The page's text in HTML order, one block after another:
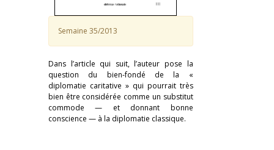
Semaine 35/2013
Dans l’article qui suit, l’auteur pose la
question du bien-fondé de la «
diplomatie caritative » qui pourrait très
bien être considérée comme un substitut
commode — et donnant bonne
conscience — à la diplomatie classique.